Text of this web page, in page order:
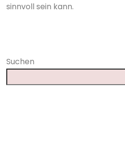
sinnvoll sein kann.
Suchen